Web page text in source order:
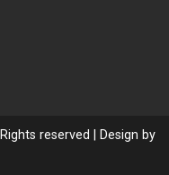
reserved | Design by